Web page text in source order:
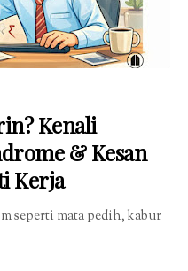
Kenali
& Kesan
Kerja
seperti mata pedih, kabur